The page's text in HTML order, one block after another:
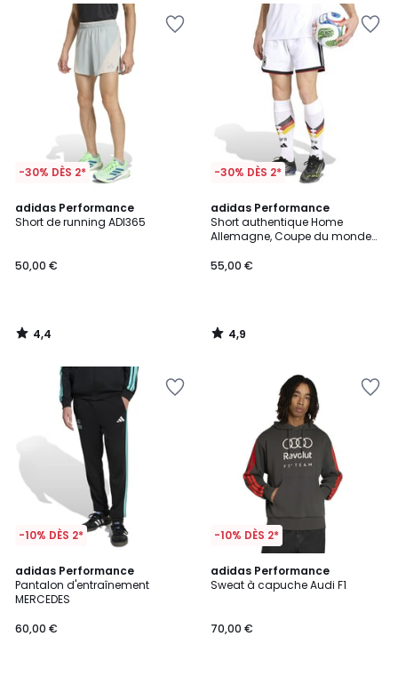
-30% DÈS 2*
adidas Performance
Short de running ADI365
50,00 €
4,4
/ 5
4,4
/
-30% DÈS 2*
adidas Performance
Short authentique Home
Allemagne, Coupe du monde
55,00 €
4,9
/ 5
4,9
/
-10% DÈS 2*
adidas Performance
Pantalon d'entraînement
MERCEDES
60,00 €
4,8
/ 5
-10% DÈS 2*
adidas Performance
Sweat à capuche Audi F1
70,00 €
4,8
/ 5